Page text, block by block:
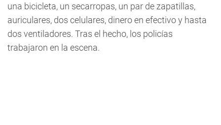
una bicicleta, un secarropas, un par de zapatillas,
auriculares, dos celulares, dinero en efectivo y hasta
dos ventiladores. Tras el hecho, los policías
trabajaron en la escena.